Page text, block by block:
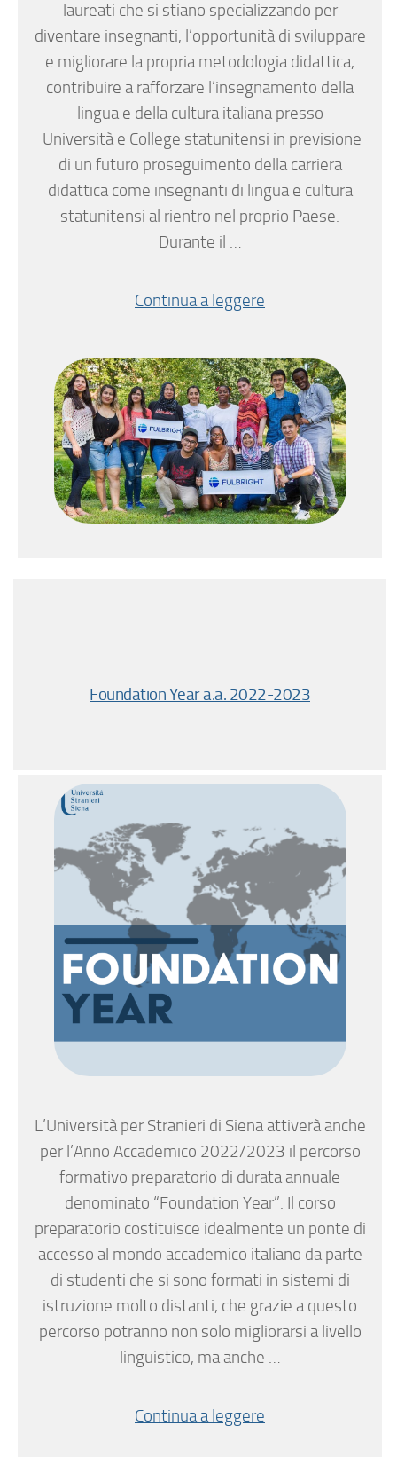
laureati che si stiano specializzando per
diventare insegnanti, l’opportunità di sviluppare
e migliorare la propria metodologia didattica,
contribuire a rafforzare l’insegnamento della
lingua e della cultura italiana presso
Università e College statunitensi in previsione
di un futuro proseguimento della carriera
didattica come insegnanti di lingua e cultura
statunitensi al rientro nel proprio Paese.
Durante il …
Continua a leggere
Foundation Year a.a. 2022-2023
L’Università per Stranieri di Siena attiverà anche
per l’Anno Accademico 2022/2023 il percorso
formativo preparatorio di durata annuale
denominato “Foundation Year”. Il corso
preparatorio costituisce idealmente un ponte di
accesso al mondo accademico italiano da parte
di studenti che si sono formati in sistemi di
istruzione molto distanti, che grazie a questo
percorso potranno non solo migliorarsi a livello
linguistico, ma anche …
Continua a leggere